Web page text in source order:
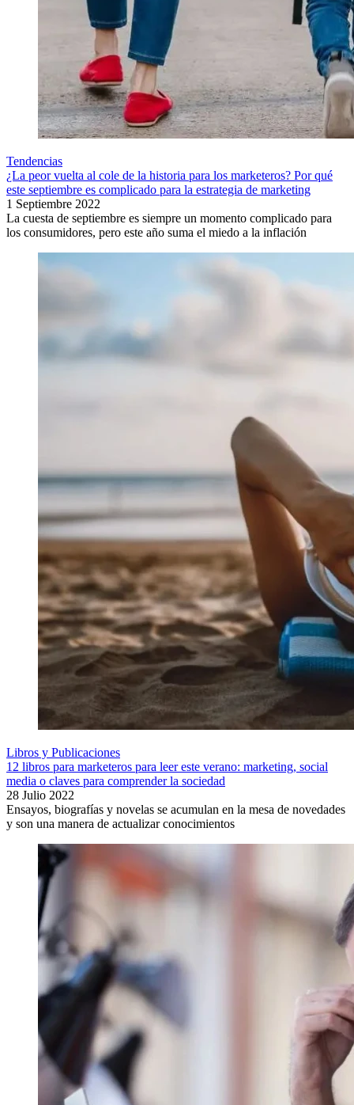
Tendencias
¿La peor vuelta al cole de la historia para los marketeros? Por qué
este septiembre es complicado para la estrategia de marketing
1 Septiembre 2022
La cuesta de septiembre es siempre un momento complicado para
los consumidores, pero este año suma el miedo a la inflación
Libros y Publicaciones
12 libros para marketeros para leer este verano: marketing, social
media o claves para comprender la sociedad
28 Julio 2022
Ensayos, biografías y novelas se acumulan en la mesa de novedades
y son una manera de actualizar conocimientos